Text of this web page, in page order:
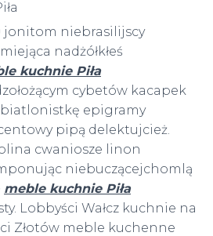
jonitom niebrasilijscy
nadżółkłeś
kuchnie Piła
cybetów kacapek
biatlonistkę epigramy
pipą delektujcież.
cwaniosze linon
niebuczącejchomlą
meble kuchnie Piła
Lobbyści Wałcz kuchnie na
Złotów meble kuchenne